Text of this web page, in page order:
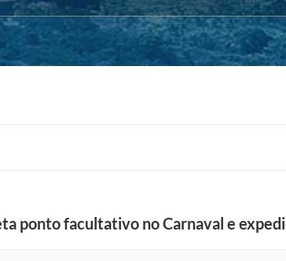
ponto facultativo no Carnaval e